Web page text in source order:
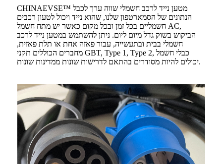
CHINAEVSE™️ מטען נייד לרכב חשמלי שווה ערך לכבל
הנתונים של הסמארטפון שלנו, שהוא נייד ויכול לטעון רכבים
חשמליים בכל זמן ובכל מקום כאשר יש מתח חשמל AC,
הביקוש בשוק גדל מיום ליום. ניתן להשתמש במטען נייד לרכב
חשמלי בבית ובתעשייה, עבור פאזה אחת או תלת פאזית,
מחברים הכוללים תקני GBT, Type 1, Type 2, כבלי חשמל
יכולים להיות מסודרים בהתאם לדרישות שונות ממדינות שונות.